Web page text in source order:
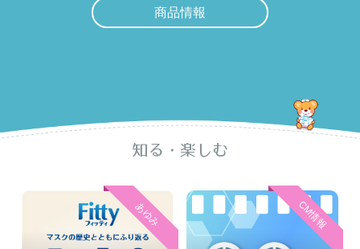
商品情報
知る・楽しむ
あゆみ CM情報